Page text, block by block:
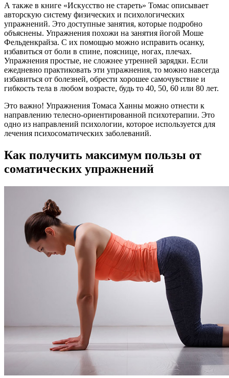
А также в книге «Искусство не стареть» Томас описывает
авторскую систему физических и психологических
упражнений. Это доступные занятия, которые подробно
объяснены. Упражнения похожи на занятия йогой Моше
Фельденкрайза. С их помощью можно исправить осанку,
избавиться от боли в спине, пояснице, ногах, плечах.
Упражнения простые, не сложнее утренней зарядки. Если
ежедневно практиковать эти упражнения, то можно навсегда
избавиться от болезней, обрести хорошее самочувствие и
гибкость тела в любом возрасте, будь то 40, 50, 60 или 80 лет.
Это важно! Упражнения Томаса Ханны можно отнести к
направлению телесно-ориентированной психотерапии. Это
одно из направлений психологии, которое используется для
лечения психосоматических заболеваний.
Как получить максимум пользы от
соматических упражнений